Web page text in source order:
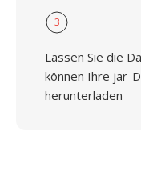
3
Lassen Sie die
können Ihre jar-
herunterladen